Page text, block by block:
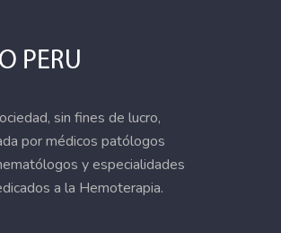
sin fines de lucro,
por médicos patólogos
y especialidades
a la Hemoterapia.